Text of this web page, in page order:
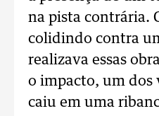
na pista contrária.
colidindo contra
realizava essas
o impacto, um dos
caiu em uma